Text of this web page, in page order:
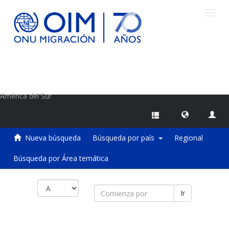
América del Sur
Nueva búsqueda Búsqueda por país Regional
Búsqueda por Área temática
Ir